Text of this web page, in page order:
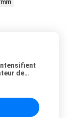
intensifient
de